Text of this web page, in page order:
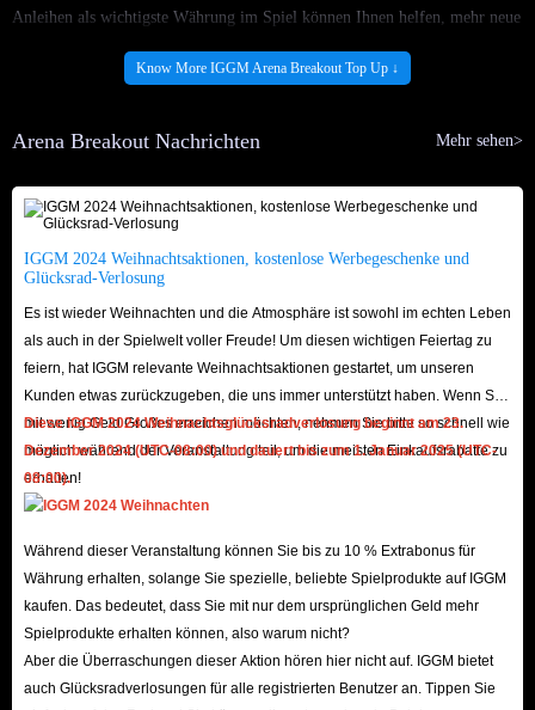
Anleihen als wichtigste Währung im Spiel können Ihnen helfen, mehr neue
exklusive Ausrüstung freizuschalten, wie seltene Waffen, Aufsätze und
Materialien, die im Standardspiel nicht verfügbar sind, wodurch Ihre
Erfolgschancen während des Raids erheblich erhöht.
Nicht nur das, Arena Breakout Bonds beschleunigen auch Ihre Entwicklung
und halten Sie vor Ihren Konkurrenten, sodass Sie in einigen PVP-
Kämpfen einen großen Vorteil haben und mehr Kampfbelohnungen
erhalten. Darüber hinaus können Sie mit genügend Bonds wertvolle In-
Game-Gegenstände mit anderen Spielern in Arena Breakout tauschen.
Insgesamt sind Arena Breakout Bonds sehr wichtig für Sie, um sich auf alle
unverzichtbarer Gegenstand für Sie während des gesamten Spiels. Aber
leider gibt es keine Möglichkeit, sie in Arena Breakout kostenlos zu
bekommen, also können Sie sie nur bekommen, indem Sie Arena Breakout
Kaufen Sie Arena Breakout Top Up auf
IGGM.com und genießen Sie das beste
Spielerlebnis!
Know More IGGM Arena Breakout Top Up ↓
Arena Breakout Nachrichten Mehr sehen>
IGGM 2024 Weihnachtsaktionen, kostenlose Werbegeschenke und
Glücksrad-Verlosung
Es ist wieder Weihnachten und die Atmosphäre ist sowohl im echten Leben
als auch in der Spielwelt voller Freude! Um diesen wichtigen Feiertag zu
feiern, hat IGGM relevante Weihnachtsaktionen gestartet, um unseren
Kunden etwas zurückzugeben, die uns immer unterstützt haben. Wenn Sie
mit wenig Geld Großes erreichen möchten, nehmen Sie bitte so schnell wie
möglich während der Veranstaltung teil, um die meisten Einkaufsrabatte zu
erhalten!
Diese IGGM 2024 Weihnachtsglücksradverlosung beginnt am 23.
Dezember 2024 (UTC-08:00) und dauert bis zum 1. Januar 2025 (UTC-
08:00).
Während dieser Veranstaltung können Sie bis zu 10 % Extrabonus für
Währung erhalten, solange Sie spezielle, beliebte Spielprodukte auf IGGM
kaufen. Das bedeutet, dass Sie mit nur dem ursprünglichen Geld mehr
Spielprodukte erhalten können, also warum nicht?
Aber die Überraschungen dieser Aktion hören hier nicht auf. IGGM bietet
auch Glücksradverlosungen für alle registrierten Benutzer an. Tippen Sie